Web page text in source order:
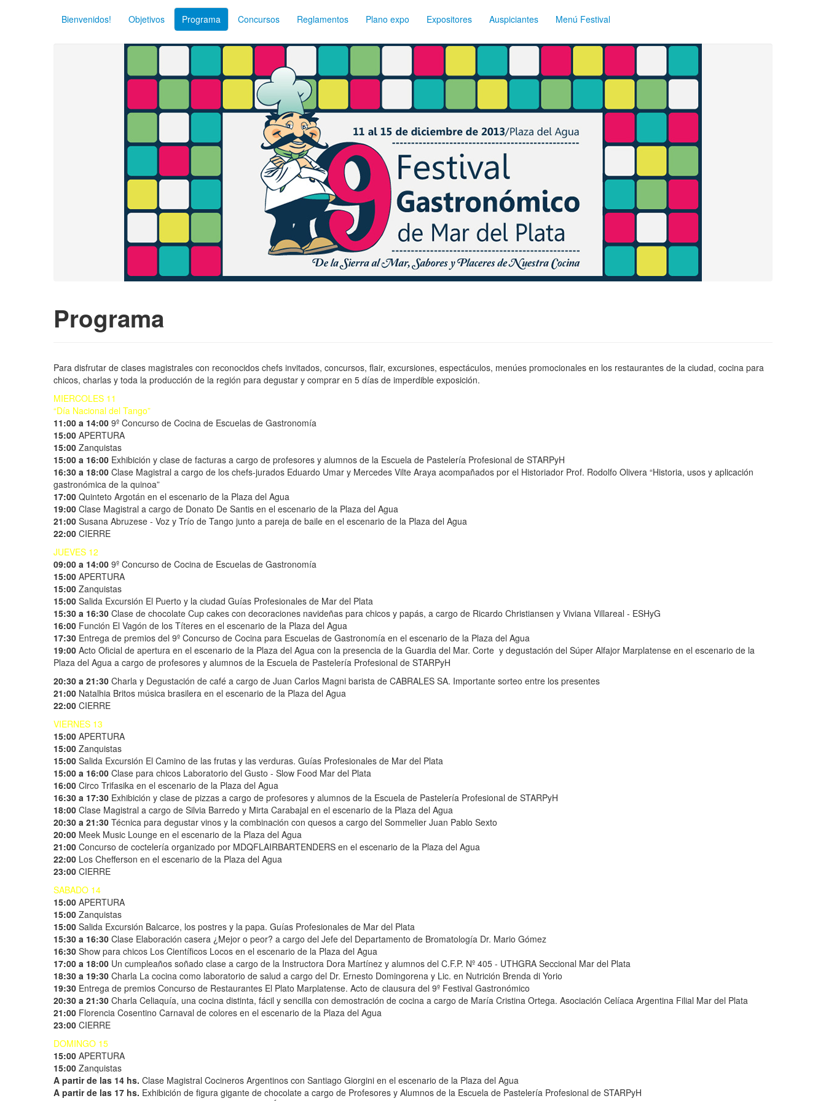
Bienvenidos! Objetivos Programa Concursos Reglamentos Plano expo Expositores Auspiciantes Menú Festival
Programa
Para disfrutar de clases magistrales con reconocidos chefs invitados, concursos, flair, excursiones, espectáculos, menúes promocionales en los restaurantes de la ciudad, cocina para
chicos, charlas y toda la producción de la región para degustar y comprar en 5 días de imperdible exposición.
MIERCOLES 11
“Día Nacional del Tango”
11:00 a 14:00 9º Concurso de Cocina de Escuelas de Gastronomía
15:00 APERTURA
15:00 Zanquistas
15:00 a 16:00 Exhibición y clase de facturas a cargo de profesores y alumnos de la Escuela de Pastelería Profesional de STARPyH
16:30 a 18:00 Clase Magistral a cargo de los chefs-jurados Eduardo Umar y Mercedes Vilte Araya acompañados por el Historiador Prof. Rodolfo Olivera “Historia, usos y aplicación
gastronómica de la quinoa”
17:00 Quinteto Argotán en el escenario de la Plaza del Agua
19:00 Clase Magistral a cargo de Donato De Santis en el escenario de la Plaza del Agua
21:00 Susana Abruzese - Voz y Trío de Tango junto a pareja de baile en el escenario de la Plaza del Agua
22:00 CIERRE
JUEVES 12
09:00 a 14:00 9º Concurso de Cocina de Escuelas de Gastronomía
15:00 APERTURA
15:00 Zanquistas
15:00 Salida Excursión El Puerto y la ciudad Guías Profesionales de Mar del Plata
15:30 a 16:30 Clase de chocolate Cup cakes con decoraciones navideñas para chicos y papás, a cargo de Ricardo Christiansen y Viviana Villareal - ESHyG
16:00 Función El Vagón de los Títeres en el escenario de la Plaza del Agua
17:30 Entrega de premios del 9º Concurso de Cocina para Escuelas de Gastronomía en el escenario de la Plaza del Agua
19:00 Acto Oficial de apertura en el escenario de la Plaza del Agua con la presencia de la Guardia del Mar. Corte y degustación del Súper Alfajor Marplatense en el escenario de la
Plaza del Agua a cargo de profesores y alumnos de la Escuela de Pastelería Profesional de STARPyH
20:30 a 21:30 Charla y Degustación de café a cargo de Juan Carlos Magni barista de CABRALES SA. Importante sorteo entre los presentes
21:00 Natalhia Britos música brasilera en el escenario de la Plaza del Agua
22:00 CIERRE
VIERNES 13
15:00 APERTURA
15:00 Zanquistas
15:00 Salida Excursión El Camino de las frutas y las verduras. Guías Profesionales de Mar del Plata
15:00 a 16:00 Clase para chicos Laboratorio del Gusto - Slow Food Mar del Plata
16:00 Circo Trifasika en el escenario de la Plaza del Agua
16:30 a 17:30 Exhibición y clase de pizzas a cargo de profesores y alumnos de la Escuela de Pastelería Profesional de STARPyH
18:00 Clase Magistral a cargo de Silvia Barredo y Mirta Carabajal en el escenario de la Plaza del Agua
20:30 a 21:30 Técnica para degustar vinos y la combinación con quesos a cargo del Sommelier Juan Pablo Sexto
20:00 Meek Music Lounge en el escenario de la Plaza del Agua
21:00 Concurso de coctelería organizado por MDQFLAIRBARTENDERS en el escenario de la Plaza del Agua
22:00 Los Chefferson en el escenario de la Plaza del Agua
23:00 CIERRE
SABADO 14
15:00 APERTURA
15:00 Zanquistas
15:00 Salida Excursión Balcarce, los postres y la papa. Guías Profesionales de Mar del Plata
15:30 a 16:30 Clase Elaboración casera ¿Mejor o peor? a cargo del Jefe del Departamento de Bromatología Dr. Mario Gómez
16:30 Show para chicos Los Científicos Locos en el escenario de la Plaza del Agua
17:00 a 18:00 Un cumpleaños soñado clase a cargo de la Instructora Dora Martínez y alumnos del C.F.P. Nº 405 - UTHGRA Seccional Mar del Plata
18:30 a 19:30 Charla La cocina como laboratorio de salud a cargo del Dr. Ernesto Domingorena y Lic. en Nutrición Brenda di Yorio
19:30 Entrega de premios Concurso de Restaurantes El Plato Marplatense. Acto de clausura del 9º Festival Gastronómico
20:30 a 21:30 Charla Celiaquía, una cocina distinta, fácil y sencilla con demostración de cocina a cargo de María Cristina Ortega. Asociación Celíaca Argentina Filial Mar del Plata
21:00 Florencia Cosentino Carnaval de colores en el escenario de la Plaza del Agua
23:00 CIERRE
DOMINGO 15
15:00 APERTURA
15:00 Zanquistas
A partir de las 14 hs. Clase Magistral Cocineros Argentinos con Santiago Giorgini en el escenario de la Plaza del Agua
A partir de las 17 hs. Exhibición de figura gigante de chocolate a cargo de Profesores y Alumnos de la Escuela de Pastelería Profesional de STARPyH